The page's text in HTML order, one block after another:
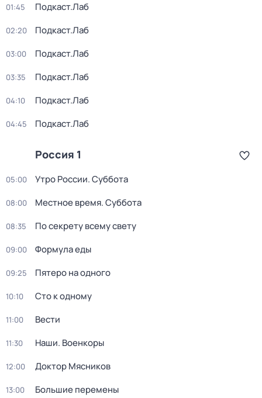
01:45 Подкаст.Лаб
02:20 Подкаст.Лаб
03:00 Подкаст.Лаб
03:35 Подкаст.Лаб
04:10 Подкаст.Лаб
04:45 Подкаст.Лаб
Россия 1
05:00 Утро России. Суббота
08:00 Местное время. Суббота
08:35 По секрету всему свету
09:00 Формула еды
09:25 Пятеро на одного
10:10 Сто к одному
11:00 Вести
11:30 Наши. Военкоры
12:00 Доктор Мясников
13:00 Большие перемены